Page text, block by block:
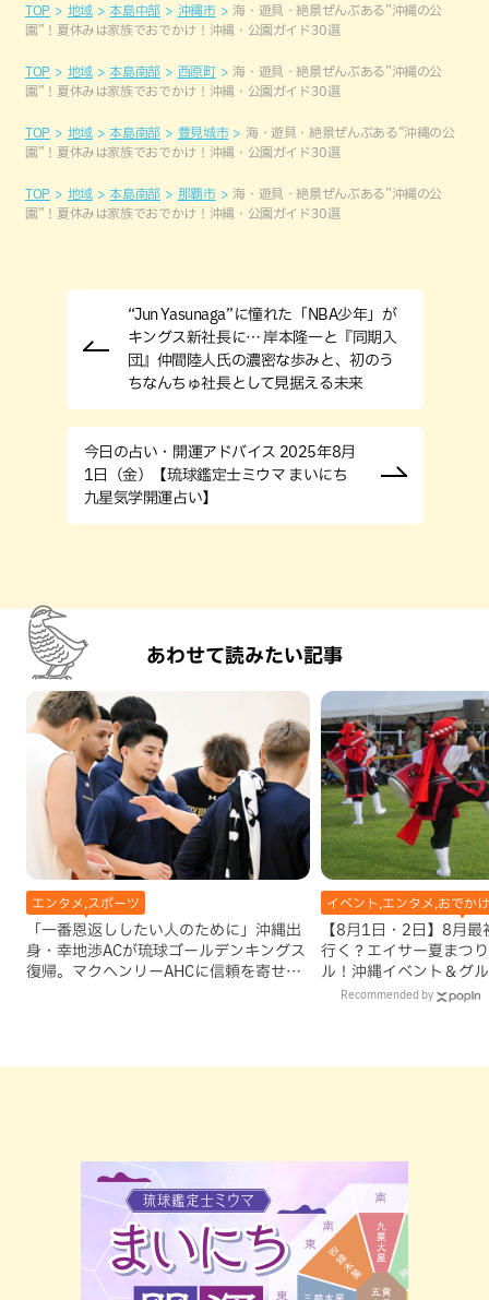
TOP 地域 本島中部 沖縄市
海・遊具・絶景ぜんぶある”沖縄の公
園”！夏休みは家族でおでかけ！沖縄・公園ガイド30選
TOP 地域 本島南部 西原町
海・遊具・絶景ぜんぶある”沖縄の公
園”！夏休みは家族でおでかけ！沖縄・公園ガイド30選
TOP 地域 本島南部 豊見城市
海・遊具・絶景ぜんぶある”沖縄の公
園”！夏休みは家族でおでかけ！沖縄・公園ガイド30選
TOP 地域 本島南部 那覇市
海・遊具・絶景ぜんぶある”沖縄の公
園”！夏休みは家族でおでかけ！沖縄・公園ガイド30選
“Jun Yasunaga”に憧れた「NBA少年」が
キングス新社長に… 岸本隆一と『同期入
団』仲間陸人氏の濃密な歩みと、初のう
ちなんちゅ社長として見据える未来
今日の占い・開運アドバイス 2025年8月
1日（金）【琉球鑑定士ミウマ まいにち
九星気学開運占い】
あわせて読みたい記事
エンタメ,スポーツ
「一番恩返ししたい人のために」沖縄出
身・幸地渉ACが琉球ゴールデンキングス
復帰。マクヘンリーAHCに信頼を寄せる
イベント,エンタメ,おでか
【8月1日・2日】8月最
行く？エイサー夏まつ
ル！沖縄イベント＆グ
Recommended by